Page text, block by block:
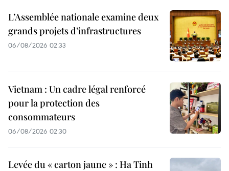
L’Assemblée nationale examine deux
grands projets d’infrastructures
06/08/2026 02:33
Vietnam : Un cadre légal renforcé
pour la protection des
consommateurs
06/08/2026 02:30
Levée du « carton jaune » : Ha Tinh